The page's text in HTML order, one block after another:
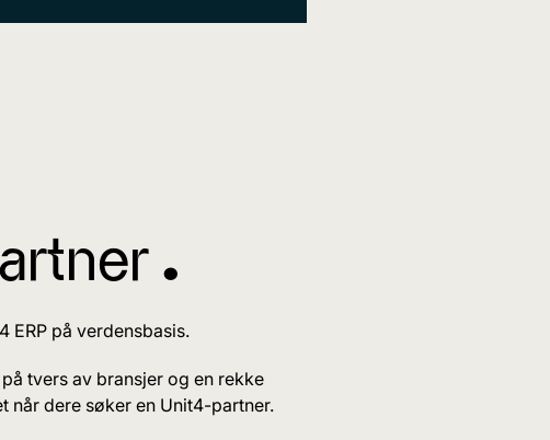
^
ERP på verdensbasis.
tvers av bransjer og en rekke
når dere søker en Unit4-partner.